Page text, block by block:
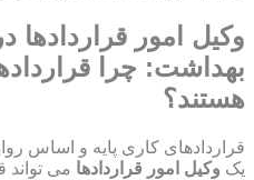
وکیل امور
بهداشت: چرا
هستند؟
قراردادهای کاری پایه و اساس
یک وکیل امور قراردادها می تواند